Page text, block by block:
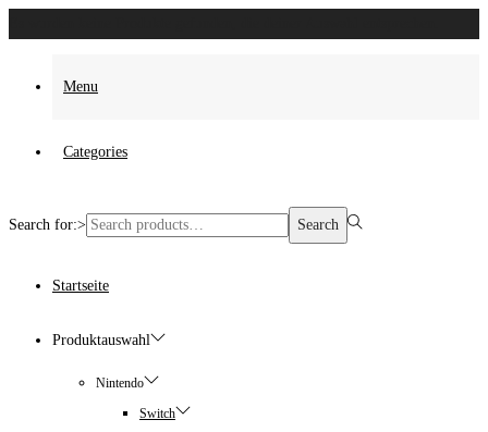
Menu
Categories
Search for:> Search
Startseite
Produktauswahl
Nintendo
Switch